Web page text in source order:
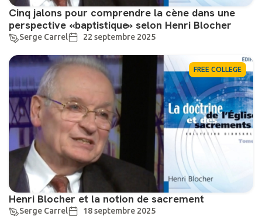
Cinq jalons pour comprendre la cène dans une
perspective «baptistique» selon Henri Blocher
Serge Carrel 22 septembre 2025
FREE COLLEGE
Henri Blocher et la notion de sacrement
Serge Carrel 18 septembre 2025